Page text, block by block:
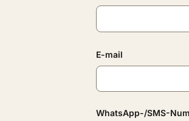
E-mail
WhatsApp-/SMS-